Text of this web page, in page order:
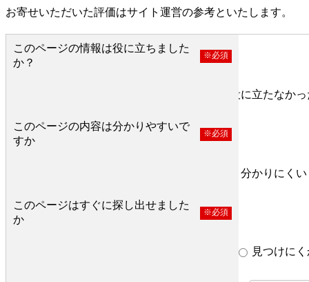
お寄せいただいた評価はサイト運営の参考といたします。
このページの情報は役に立ちました
か？
※必須
役に立たなか
このページの内容は分かりやすいで
すか
※必須
分かりにくい
このページはすぐに探し出せました
か
※必須
見つけに